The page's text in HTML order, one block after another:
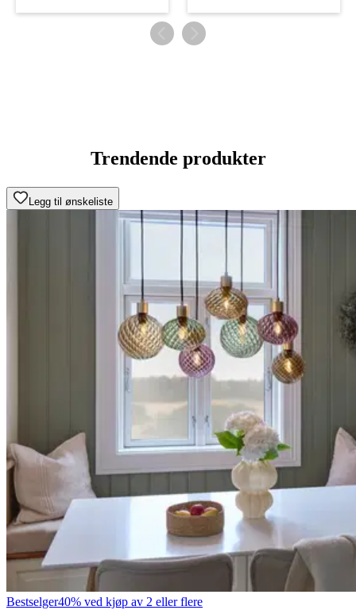
Trendende produkter
Legg til ønskeliste
Bestselger40% ved kjøp av 2 eller flere